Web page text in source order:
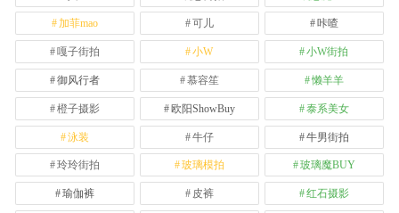
加菲mao 可儿 咔喳
嘎子街拍 小W 小W街拍
御风行者 慕容笙 懒羊羊
橙子摄影 欧阳ShowBuy 泰系美女
泳装 牛仔 牛男街拍
玲玲街拍 玻璃模拍 玻璃魔BUY
瑜伽裤 皮裤 红石摄影